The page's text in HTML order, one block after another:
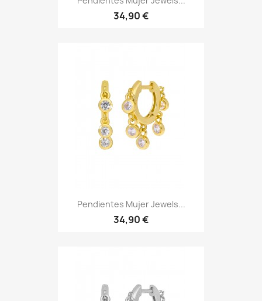
34,90 €
Pendientes Mujer Jewels...
34,90 €